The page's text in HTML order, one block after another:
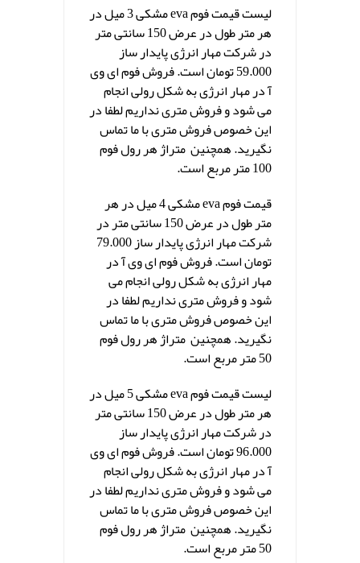
لیست قیمت فوم eva مشکی 3 میل در
هر متر طول در عرض 150 سانتی متر
در شرکت مهار انرژی پایدار ساز
59.000 تومان است. فروش فوم ای وی
آ در مهار انرژی به شکل رولی انجام
می شود و فروش متری نداریم لطفا در
این خصوص فروش متری با ما تماس
نگیرید. همچنین متراژ هر رول فوم
100 متر مربع است.
قیمت فوم eva مشکی 4 میل در هر
متر طول در عرض 150 سانتی متر در
شرکت مهار انرژی پایدار ساز 79.000
تومان است. فروش فوم ای وی آ در
مهار انرژی به شکل رولی انجام می
شود و فروش متری نداریم لطفا در
این خصوص فروش متری با ما تماس
نگیرید. همچنین متراژ هر رول فوم
50 متر مربع است.
لیست قیمت فوم eva مشکی 5 میل در
هر متر طول در عرض 150 سانتی متر
در شرکت مهار انرژی پایدار ساز
96.000 تومان است. فروش فوم ای وی
آ در مهار انرژی به شکل رولی انجام
می شود و فروش متری نداریم لطفا در
این خصوص فروش متری با ما تماس
نگیرید. همچنین متراژ هر رول فوم
50 متر مربع است.